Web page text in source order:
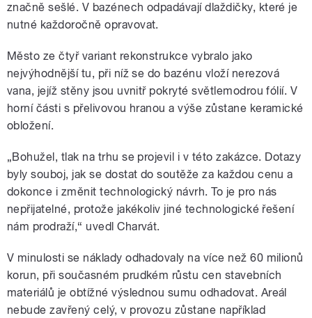
značně sešlé. V bazénech odpadávají dlaždičky, které je
nutné každoročně opravovat.
Město ze čtyř variant rekonstrukce vybralo jako
nejvýhodnější tu, při níž se do bazénu vloží nerezová
vana, jejíž stěny jsou uvnitř pokryté světlemodrou fólií. V
horní části s přelivovou hranou a výše zůstane keramické
obložení.
„Bohužel, tlak na trhu se projevil i v této zakázce. Dotazy
byly souboj, jak se dostat do soutěže za každou cenu a
dokonce i změnit technologický návrh. To je pro nás
nepřijatelné, protože jakékoliv jiné technologické řešení
nám prodraží,“ uvedl Charvát.
V minulosti se náklady odhadovaly na více než 60 milionů
korun, při současném prudkém růstu cen stavebních
materiálů je obtížné výslednou sumu odhadovat. Areál
nebude zavřený celý, v provozu zůstane například